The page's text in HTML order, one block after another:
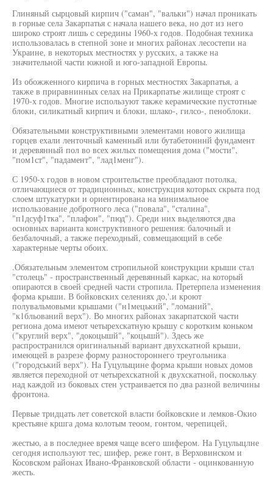
Глиняный сырцовый кирпич ("саман", "вальки") начал проникать
в горные села Закарпатья с начала нашего века, но дот из него
широко строят лишь с середины 1960-х годов. Подобная техника
использовалась в степной зоне и многих районах лесостепи на
Украине, в некоторых местностях у русских, а также на
значительной части южной и юго-западной Европы.
Из обожженного кирпича в горных местностях Закарпатья, а
также в приравнинных селах на Прикарпатье жилище строят с
1970-х годов. Многие используют также керамические пустотные
блоки, силикатный кирпич и блоки, шлако-, гилсо-, пеноблоки.
Обязательными конструктивными элементами нового жилища
горцев ехали ленточный каменный или бутабетонннй фундамент
и деревянный пол во всех жилых помещения дома ("мости",
"пом1ст", "падамент", "лад1менг").
С 1950-х годов в новом строительстве преобладают потолка,
отличающиеся от традиционных, конструкция которых скрыта под
слоем штукатурки и ориентирована на минимальное
использование добротного леса ("повала", "сталина",
"п1дсуф1тка", "плафон", "пюд"). Среди них выделяются два
основных варианта конструктивного решения: балочный и
безбалочный, а также переходный, совмещающий в себе
характерные черты обоих.
.Обязательным элементом стропильной конструкции крыши стал
"столець" - пространственный деревянный каркас, на который
опираются в своей средней части стропила. Претерпела изменения
форма крыши. В бойковских селениях до,'.и кроют
полувальмовыми крышами ("н1мецький", "ломаний",
"к1бльований верх"). Во многих районах закарпатской части
региона дома имеют четырехскатную крышу с коротким коньком
("круглий верх", "докоцышй", "коцышй"). Здесь же
распространился оригинальный вариант двухскатной крыши,
имеющей в разрезе форму разностороннего треугольника
("городський верх"). На Гуцулыцине форма крыши новых домов
является переходной от четырехскатной к двухскатной, поскольку
над каждой из боковых стен устраивается по два разной величины
фронтона.
Первые тридцать лет советской власти бойковские и лемков-Окио
крестьяне кршга дома колотым теоом, гонтом, черепицей,
жестью, а в последнее время чаще всего шифером. На Гуцулыцлне
сегодня используют тес, шифер, реже гонт, в Верховинском и
Косовском районах Ивано-Франковской области - оцинкованную
жесть.